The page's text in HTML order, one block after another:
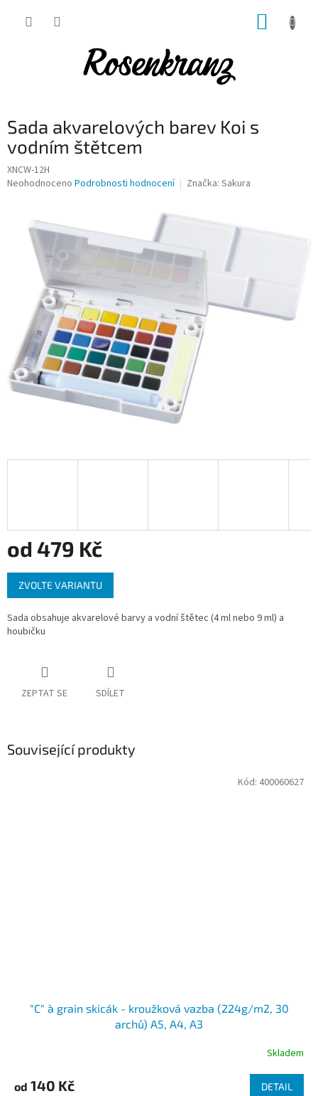
Sada akvarelových barev Koi s
vodním štětcem
XNCW-12H
Průměrné
hvězdiček.
Neohodnoceno Podrobnosti hodnocení Značka: Sakura
od 479 Kč
Měrná
cena:
ZVOLTE VARIANTU
Sada obsahuje akvarelové barvy a vodní štětec (4 ml nebo 9 ml) a
houbičku
ZEPTAT SE SDÍLET
Související produkty
"C" à grain skicák - kroužková vazba (224g/m2, 30
archů) A5, A4, A3
Skladem
od 140 Kč DETAIL
Kód: 400060627